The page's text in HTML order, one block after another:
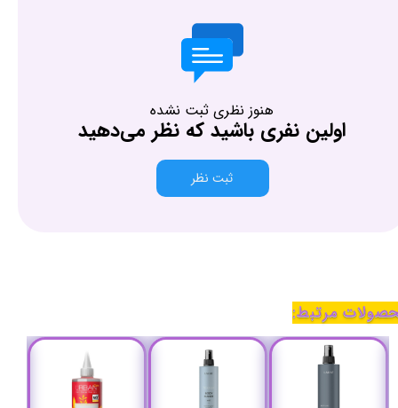
هنوز نظری ثبت نشده
اولین نفری باشید که نظر می‌دهید
ثبت نظر
مرتبط: